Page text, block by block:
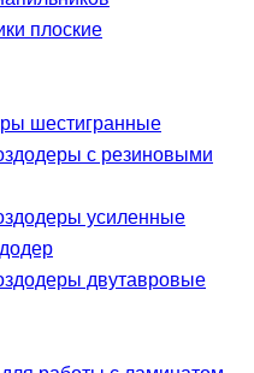
плоские
шестигранные
с резиновыми
усиленные
двутавровые